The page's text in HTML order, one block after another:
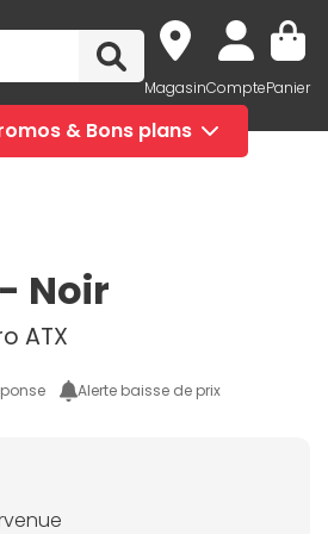
MagasinComptePanier
& Bons plans
Noir
ATX
Alerte baisse de prix